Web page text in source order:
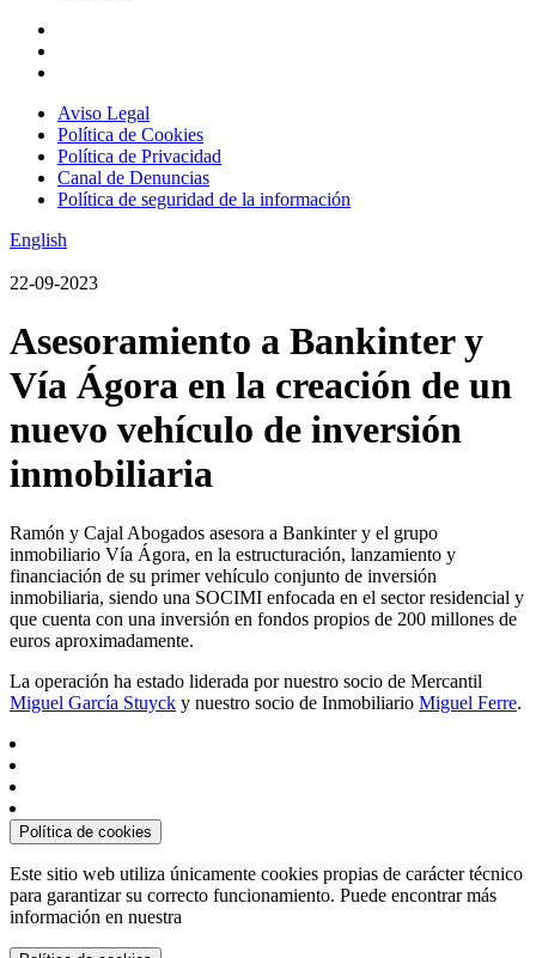
Aviso Legal
Política de Cookies
Política de Privacidad
Canal de Denuncias
Política de seguridad de la información
English
22-09-2023
Asesoramiento a Bankinter y
Vía Ágora en la creación de un
nuevo vehículo de inversión
inmobiliaria
Ramón y Cajal Abogados asesora a Bankinter y el grupo
inmobiliario Vía Ágora, en la estructuración, lanzamiento y
financiación de su primer vehículo conjunto de inversión
inmobiliaria, siendo una SOCIMI enfocada en el sector residencial y
que cuenta con una inversión en fondos propios de 200 millones de
euros aproximadamente.
La operación ha estado liderada por nuestro socio de Mercantil
Miguel García Stuyck y nuestro socio de Inmobiliario Miguel Ferre.
Política de cookies
Este sitio web utiliza únicamente cookies propias de carácter técnico
para garantizar su correcto funcionamiento. Puede encontrar más
información en nuestra